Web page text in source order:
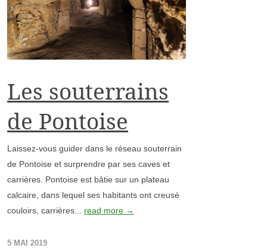
Les souterrains
de Pontoise
Laissez-vous guider dans le réseau souterrain
de Pontoise et surprendre par ses caves et
carrières. Pontoise est bâtie sur un plateau
calcaire, dans lequel ses habitants ont creusé
couloirs, carrières... read more →
5 MAI 2019